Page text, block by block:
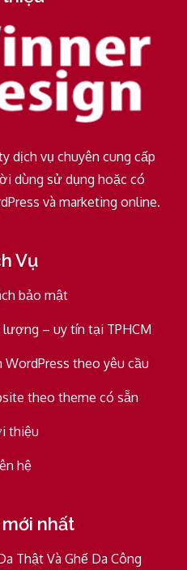
dịch vụ chuyên cung cấp
dùng sử dụng hoặc có
và marketing online.
Vụ
bảo mật
– uy tín tại TPHCM
theo yêu cầu
theo theme có sẵn
thiệu
hệ
nhất
Thật Và Ghế Da Công